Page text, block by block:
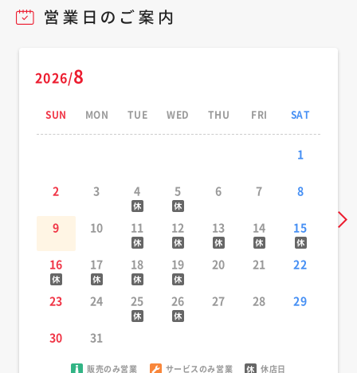
2026/8
SUN MON TUE WED THU FRI SAT
1
2 3 4 5 6 7 8
9 10 11 12 13 14 15
16 17 18 19 20 21 22
23 24 25 26 27 28 29
30 31
販売のみ営業 サービスのみ営業 休店日